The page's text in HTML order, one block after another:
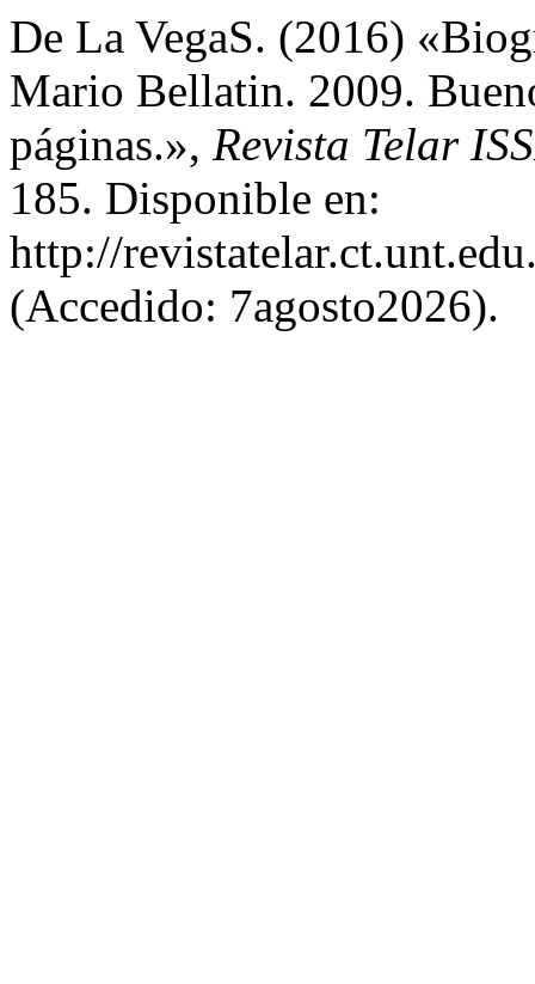
De La VegaS. (2016)
Mario Bellatin. 2009.
páginas.», Revista Telar
185. Disponible en:
http://
(Accedido: 7agosto2026).